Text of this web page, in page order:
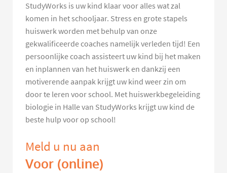
StudyWorks is uw kind klaar voor alles wat zal
komen in het schooljaar. Stress en grote stapels
huiswerk worden met behulp van onze
gekwalificeerde coaches namelijk verleden tijd! Een
persoonlijke coach assisteert uw kind bij het maken
en inplannen van het huiswerk en dankzij een
motiverende aanpak krijgt uw kind weer zin om
door te leren voor school. Met huiswerkbegeleiding
biologie in Halle van StudyWorks krijgt uw kind de
beste hulp voor op school!
Meld u nu aan
Voor (online)